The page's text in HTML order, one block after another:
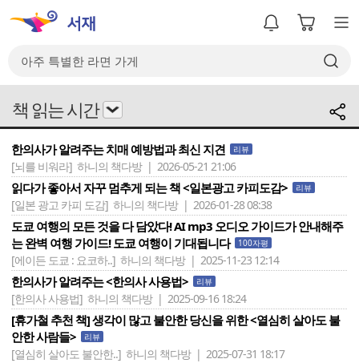
책 읽는 시간
한의사가 알려주는 치매 예방법과 최신 지견 리뷰
[뇌를 비워라] 하니의 책다방 | 2026-05-21 21:06
읽다가 좋아서 자꾸 멈추게 되는 책 <일본광고 카피도감> 리뷰
[일본 광고 카피 도감] 하니의 책다방 | 2026-01-28 08:38
도쿄 여행의 모든 것을 다 담았다! AI mp3 오디오 가이드가 안내해주
는 완벽 여행 가이드! 도쿄 여행이 기대됩니다
100자평
[에이든 도쿄 : 요코하..] 하니의 책다방 | 2025-11-23 12:14
한의사가 알려주는 <한의사 사용법> 리뷰
[한의사 사용법] 하니의 책다방 | 2025-09-16 18:24
[휴가철 추천 책] 생각이 많고 불안한 당신을 위한 <열심히 살아도 불
안한 사람들>
리뷰
[열심히 살아도 불안한..] 하니의 책다방 | 2025-07-31 18:17